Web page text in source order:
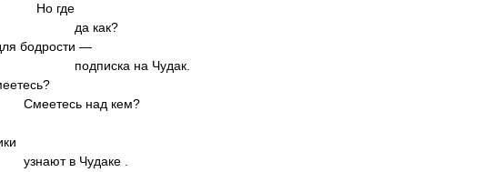
как?
бодрости —
на Чудак.
над кем?
в Чудаке .